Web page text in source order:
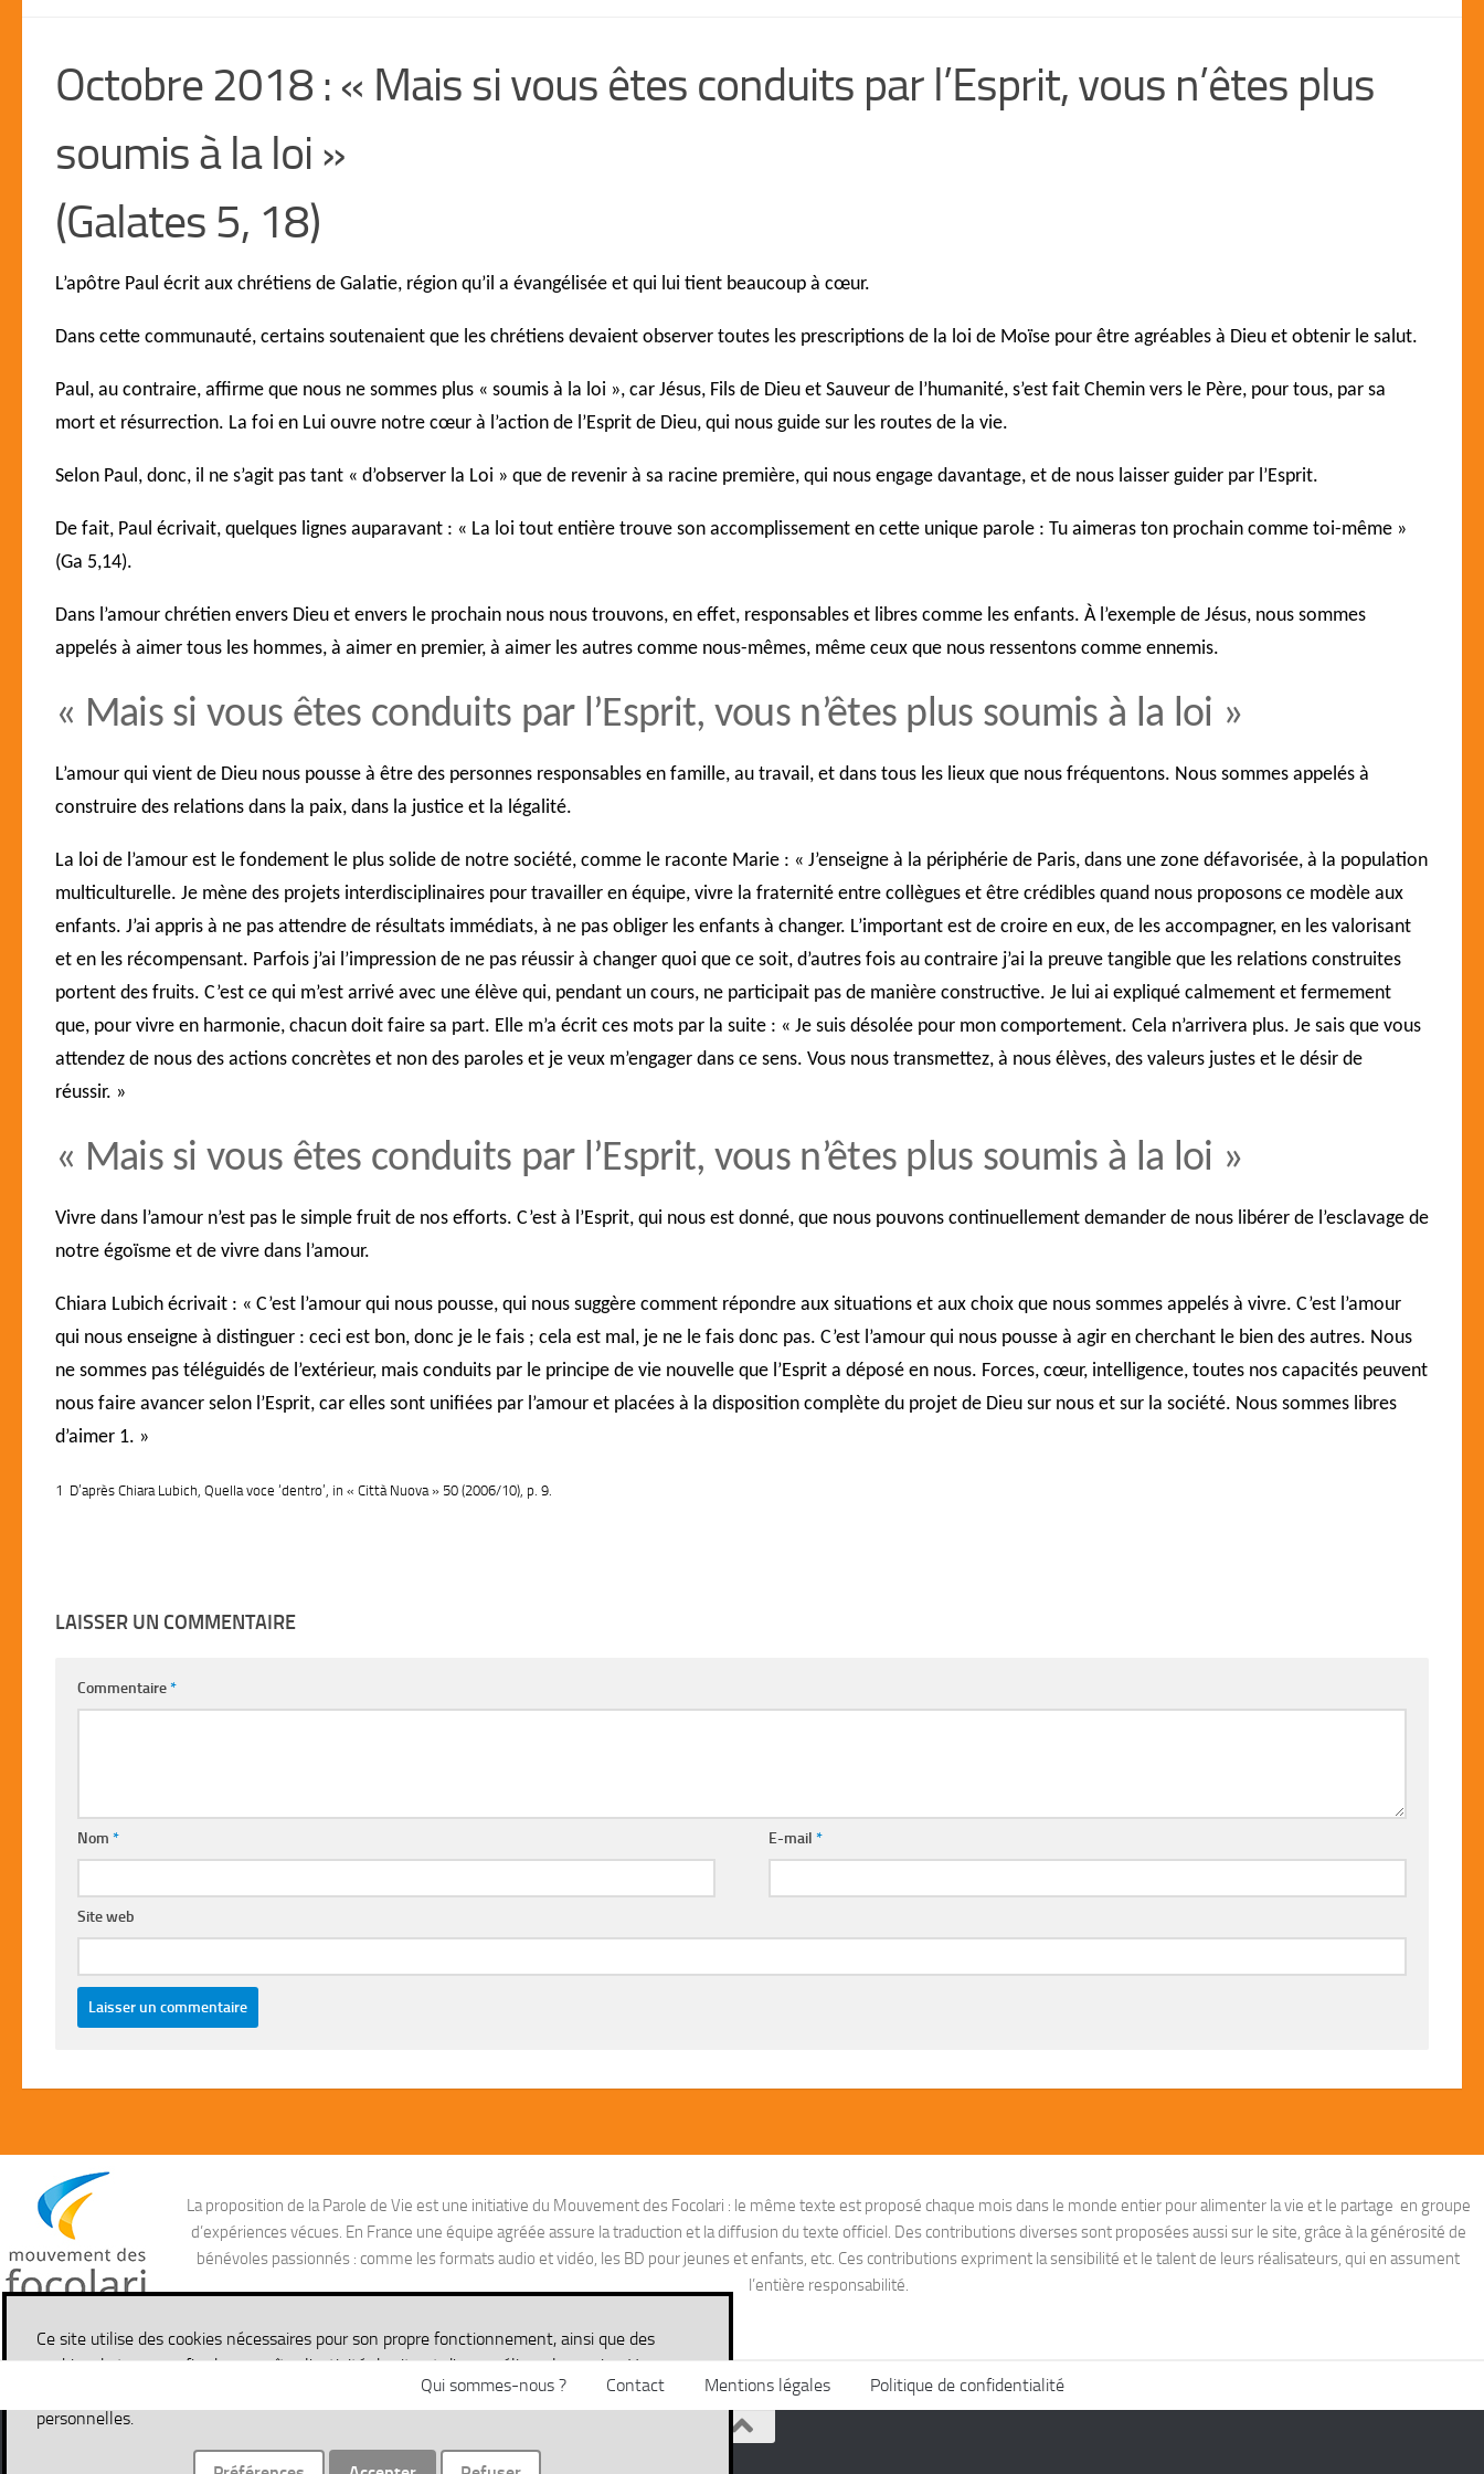
Octobre 2018 : « Mais si vous êtes conduits par l’Esprit, vous n’êtes plus
soumis à la loi »
(Galates 5, 18)
L’apôtre Paul écrit aux chrétiens de Galatie, région qu’il a évangélisée et qui lui tient beaucoup à cœur.
Dans cette communauté, certains soutenaient que les chrétiens devaient observer toutes les prescriptions de la loi de Moïse pour être agréables à Dieu et obtenir le salut.
Paul, au contraire, affirme que nous ne sommes plus « soumis à la loi », car Jésus, Fils de Dieu et Sauveur de l’humanité, s’est fait Chemin vers le Père, pour tous, par sa
mort et résurrection. La foi en Lui ouvre notre cœur à l’action de l’Esprit de Dieu, qui nous guide sur les routes de la vie.
Selon Paul, donc, il ne s’agit pas tant « d’observer la Loi » que de revenir à sa racine première, qui nous engage davantage, et de nous laisser guider par l’Esprit.
De fait, Paul écrivait, quelques lignes auparavant : « La loi tout entière trouve son accomplissement en cette unique parole : Tu aimeras ton prochain comme toi-même »
(Ga 5,14).
Dans l’amour chrétien envers Dieu et envers le prochain nous nous trouvons, en effet, responsables et libres comme les enfants. À l’exemple de Jésus, nous sommes
appelés à aimer tous les hommes, à aimer en premier, à aimer les autres comme nous-mêmes, même ceux que nous ressentons comme ennemis.
« Mais si vous êtes conduits par l’Esprit, vous n’êtes plus soumis à la loi »
L’amour qui vient de Dieu nous pousse à être des personnes responsables en famille, au travail, et dans tous les lieux que nous fréquentons. Nous sommes appelés à
construire des relations dans la paix, dans la justice et la légalité.
La loi de l’amour est le fondement le plus solide de notre société, comme le raconte Marie : « J’enseigne à la périphérie de Paris, dans une zone défavorisée, à la population
multiculturelle. Je mène des projets interdisciplinaires pour travailler en équipe, vivre la fraternité entre collègues et être crédibles quand nous proposons ce modèle aux
enfants. J’ai appris à ne pas attendre de résultats immédiats, à ne pas obliger les enfants à changer. L’important est de croire en eux, de les accompagner, en les valorisant
et en les récompensant. Parfois j’ai l’impression de ne pas réussir à changer quoi que ce soit, d’autres fois au contraire j’ai la preuve tangible que les relations construites
portent des fruits. C’est ce qui m’est arrivé avec une élève qui, pendant un cours, ne participait pas de manière constructive. Je lui ai expliqué calmement et fermement
que, pour vivre en harmonie, chacun doit faire sa part. Elle m’a écrit ces mots par la suite : « Je suis désolée pour mon comportement. Cela n’arrivera plus. Je sais que vous
attendez de nous des actions concrètes et non des paroles et je veux m’engager dans ce sens. Vous nous transmettez, à nous élèves, des valeurs justes et le désir de
réussir. »
« Mais si vous êtes conduits par l’Esprit, vous n’êtes plus soumis à la loi »
Vivre dans l’amour n’est pas le simple fruit de nos efforts. C’est à l’Esprit, qui nous est donné, que nous pouvons continuellement demander de nous libérer de l’esclavage de
notre égoïsme et de vivre dans l’amour.
Chiara Lubich écrivait : « C’est l’amour qui nous pousse, qui nous suggère comment répondre aux situations et aux choix que nous sommes appelés à vivre. C’est l’amour
qui nous enseigne à distinguer : ceci est bon, donc je le fais ; cela est mal, je ne le fais donc pas. C’est l’amour qui nous pousse à agir en cherchant le bien des autres. Nous
ne sommes pas téléguidés de l’extérieur, mais conduits par le principe de vie nouvelle que l’Esprit a déposé en nous. Forces, cœur, intelligence, toutes nos capacités peuvent
nous faire avancer selon l’Esprit, car elles sont unifiées par l’amour et placées à la disposition complète du projet de Dieu sur nous et sur la société. Nous sommes libres
d’aimer 1. »
1 D’après Chiara Lubich, Quella voce ‘dentro’, in « Città Nuova » 50 (2006/10), p. 9.
LAISSER UN COMMENTAIRE
Commentaire*
Nom * E-mail*
Site web
La proposition de la Parole de Vie est une initiative du Mouvement des Focolari : le même texte est proposé chaque mois dans le monde entier pour alimenter la vie et le partage en groupe
d’expériences vécues. En France une équipe agréée assure la traduction et la diffusion du texte officiel. Des contributions diverses sont proposées aussi sur le site, grâce à la générosité de
bénévoles passionnés : comme les formats audio et vidéo, les BD pour jeunes et enfants, etc. Ces contributions expriment la sensibilité et le talent de leurs réalisateurs, qui en assument
l’entière responsabilité.
Qui sommes-nous ? Contact Mentions légales Politique de confidentialité
Site de la Parole de Vie © 2026. Tous droits réservés.
Ce site utilise des cookies nécessaires pour son propre fonctionnement, ainsi que des
cookies de traçage afin de connaître l'activité du site et d'en améliorer le service. Vous
pouvez en savoir plus en lisant notre politique de confidentialité des données
personnelles.